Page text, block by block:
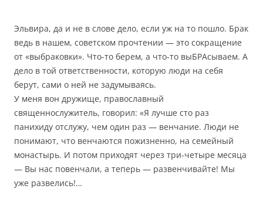
Эльвира, да и не в слове дело, если уж на то пошло. Брак
ведь в нашем, советском прочтении — это сокращение
от «выбраковки». Что-то берем, а что-то выБРАсываем. А
дело в той ответственности, которую люди на себя
берут, сами о ней не задумываясь.
У меня вон дружище, православный
священнослужитель, говорил: «Я лучше сто раз
панихиду отслужу, чем один раз — венчание. Люди не
понимают, что венчаются пожизненно, на семейный
монастырь. И потом приходят через три-четыре месяца
— Вы нас повенчали, а теперь — развенчивайте! Мы
уже развелись!…